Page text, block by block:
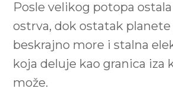
Posle velikog potopa
ostrva, dok ostatak
beskrajno more i stalna
koja deluje kao granica iza
može.